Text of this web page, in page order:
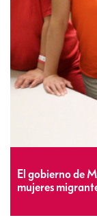
El gobierno de
mujeres